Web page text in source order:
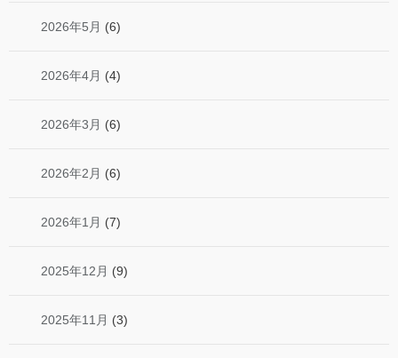
2026年5月 (6)
2026年4月 (4)
2026年3月 (6)
2026年2月 (6)
2026年1月 (7)
2025年12月 (9)
2025年11月 (3)